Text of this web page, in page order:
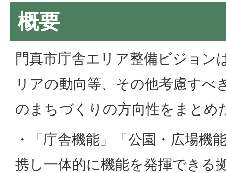
概要
門真市庁舎エリア整備ビジョン
リアの動向等、その他考慮すべ
のまちづくりの方向性をまとめ
・「庁舎機能」「公園・広場機
携し一体的に機能を発揮できる